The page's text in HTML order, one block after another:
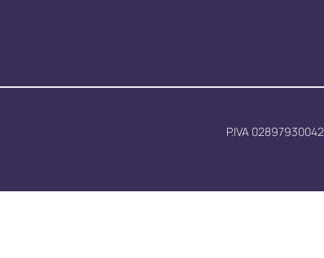
P.IVA 02897930042